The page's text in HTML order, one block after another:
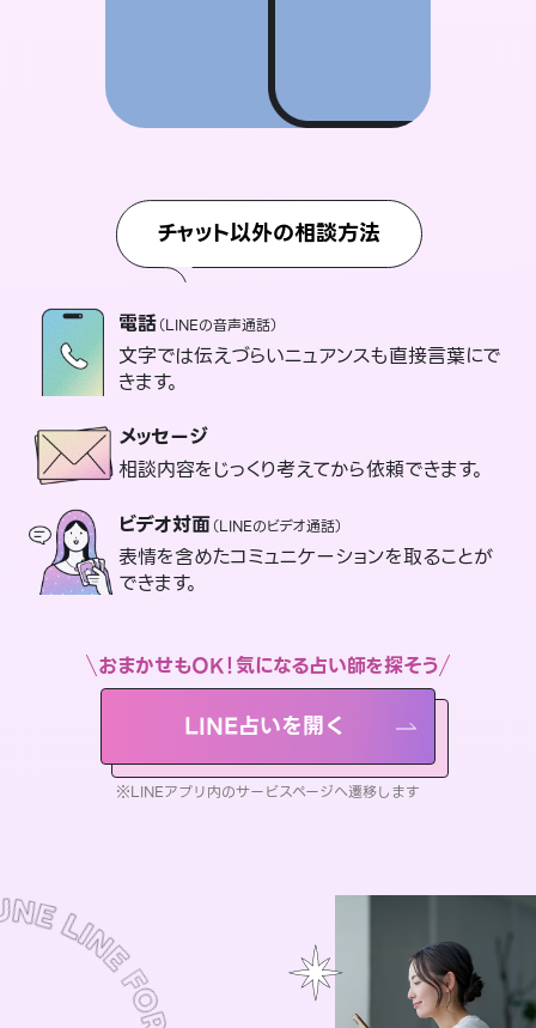
チャット以外の相談方法
電話（LINEの音声通話）
文字では伝えづらいニュアンスも直接言葉にで
きます。
メッセージ
相談内容をじっくり考えてから依頼できます。
ビデオ対面（LINEのビデオ通話）
表情を含めたコミュニケーションを取ることが
できます。
おまかせもOK！気になる占い師を探そう
LINE占いを開く
※LINEアプリ内のサービスページへ遷移します